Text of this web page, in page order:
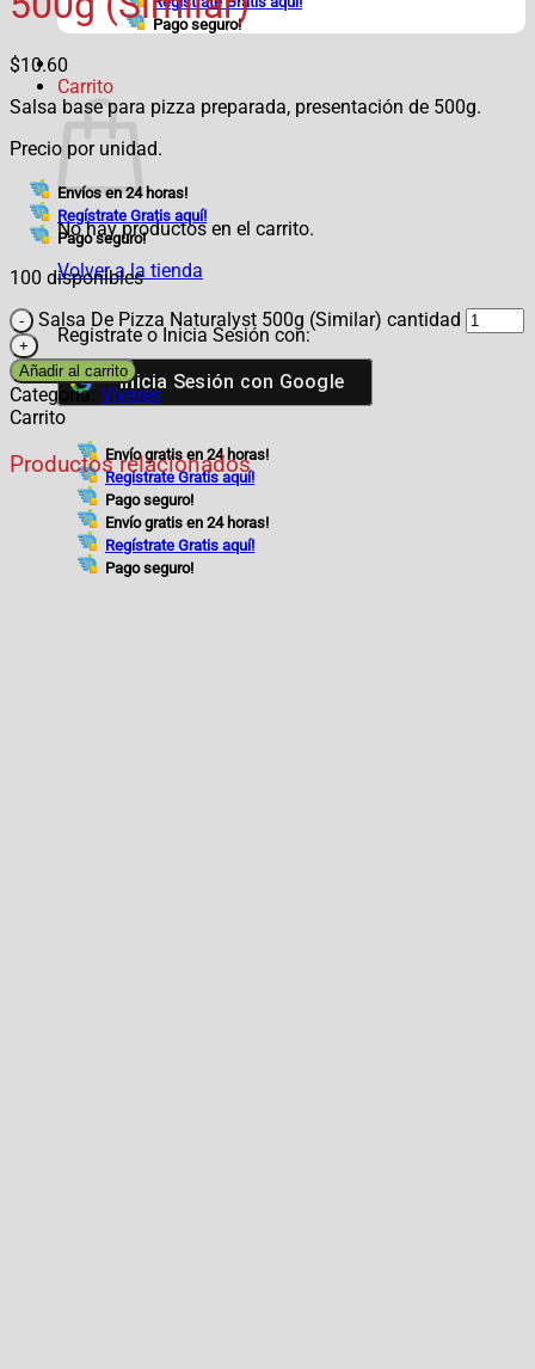
Pago seguro!
Carrito
No hay productos en el carrito.
Volver a la tienda
Registrate o Inicia Sesión con:
Inicia Sesión con Google
Envío gratis en 24 horas!
Regístrate Gratis aquí!
Pago seguro!
Envío gratis en 24 horas!
Regístrate Gratis aquí!
Pago seguro!
$10.60
Salsa base para pizza preparada, presentación de 500g.
Precio por unidad.
Envíos en 24 horas!
Regístrate Gratis aquí!
Pago seguro!
100 disponibles
Salsa De Pizza Naturalyst 500g (Similar) cantidad
Añadir al carrito
Categoría: Víveres
Carrito
Productos relacionados